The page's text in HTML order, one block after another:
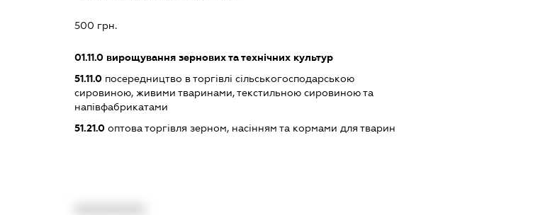
500 грн.
01.11.0 вирощування зернових та технічних культур
51.11.0 посередництво в торгівлі сільськогосподарською
сировиною, живими тваринами, текстильною сировиною та
напівфабрикатами
51.21.0 оптова торгівля зерном, насінням та кормами для тварин